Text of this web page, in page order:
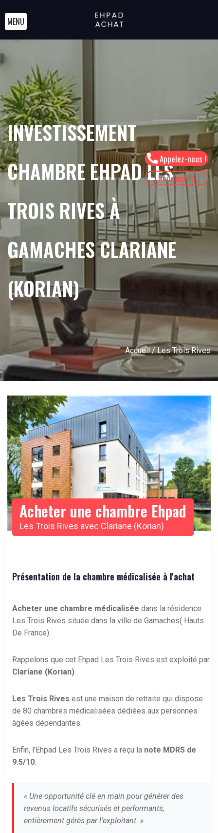
Appelez-nous !
Nous écrire
MENU
INVESTISSEMENT
CHAMBRE EHPAD LES
TROIS RIVES À
GAMACHES CLARIANE
(KORIAN)
Accueil/ Les Trois Rives
Acheter une chambre Ehpad
Les Trois Rives avec Clariane (Korian)
Présentation de la chambre médicalisée à l'achat
Acheter une chambre médicalisée dans la résidence
Les Trois Rives située dans la ville de Gamaches( Hauts
De France).
Rappelons que cet Ehpad Les Trois Rives est exploité par
Clariane (Korian) .
Les Trois Rives est une maison de retraite qui dispose
de 80 chambres médicalisées dédiées aux personnes
âgées dépendantes.
Enfin, l'Ehpad Les Trois Rives a reçu la note MDRS de
9.5/10.
« Une opportunité clé en main pour générer des
revenus locatifs sécurisés et performants,
entièrement gérés par l'exploitant. »